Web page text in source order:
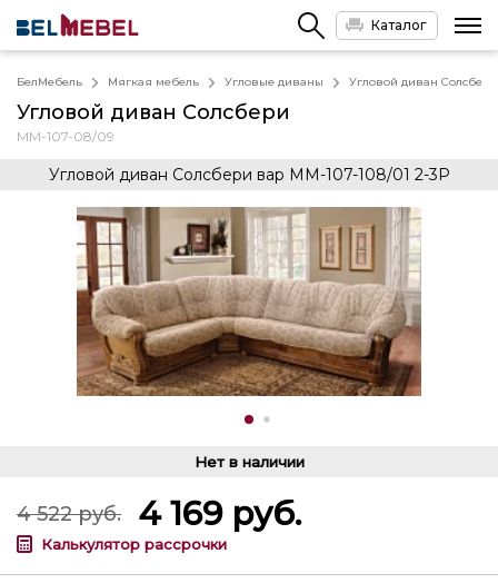
Каталог
БелМебель Мягкая мебель Угловые диваны Угловой диван Солсбери
Угловой диван Солсбери
ММ-107-08/09
Угловой диван Солсбери вар ММ-107-108/01 2-3Р
Нет в наличии
4 522 руб. 4 169 руб.
Калькулятор рассрочки